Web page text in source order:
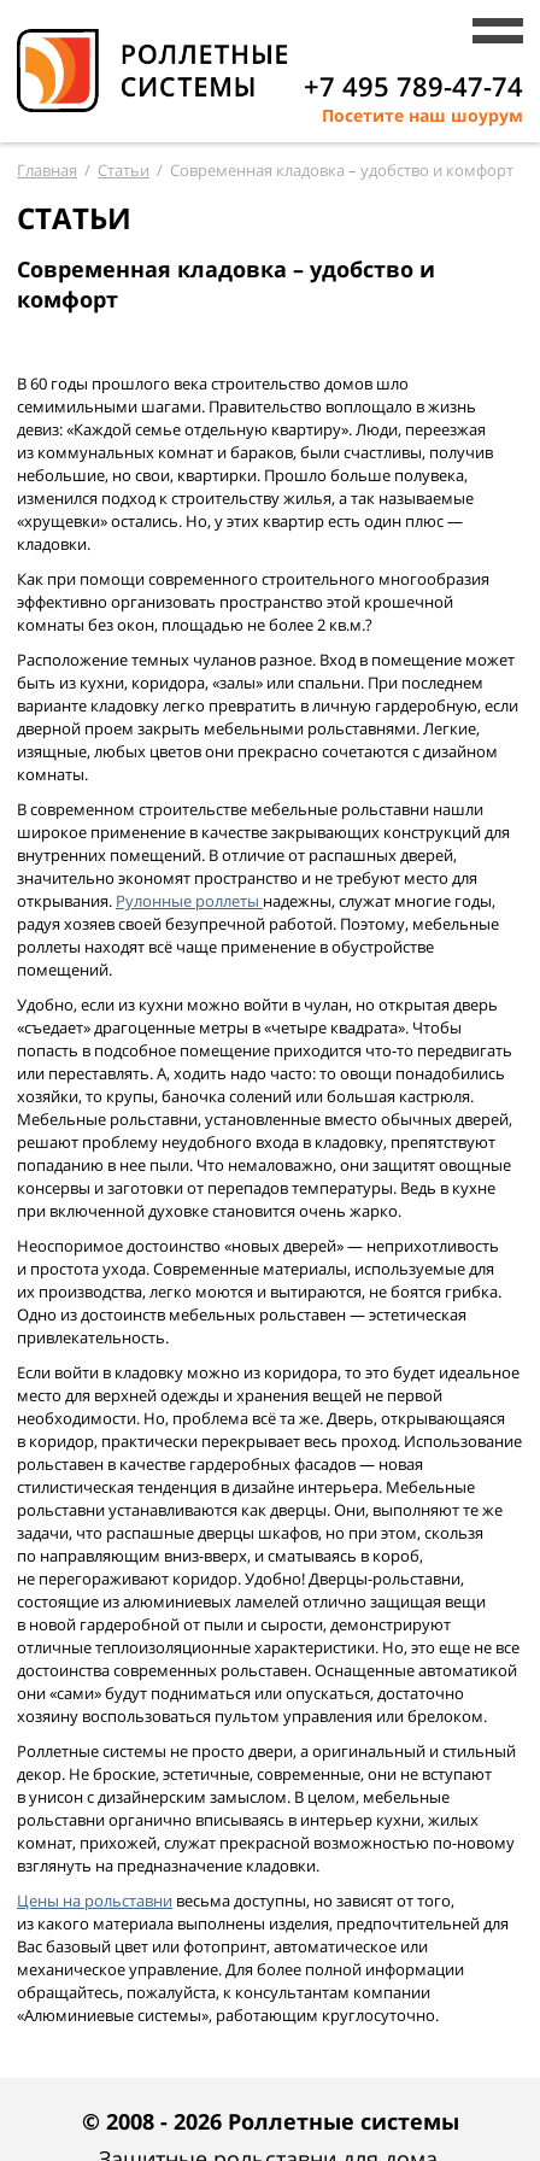
+7 495 789-47-74
Посетите наш шоурум
Главная / Статьи / Современная кладовка – удобство и комфорт
СТАТЬИ
Современная кладовка – удобство и
комфорт
В 60 годы прошлого века строительство домов шло
семимильными шагами. Правительство воплощало в жизнь
девиз: «Каждой семье отдельную квартиру». Люди, переезжая
из коммунальных комнат и бараков, были счастливы, получив
небольшие, но свои, квартирки. Прошло больше полувека,
изменился подход к строительству жилья, а так называемые
«хрущевки» остались. Но, у этих квартир есть один плюс —
кладовки.
Как при помощи современного строительного многообразия
эффективно организовать пространство этой крошечной
комнаты без окон, площадью не более 2 кв.м.?
Расположение темных чуланов разное. Вход в помещение может
быть из кухни, коридора, «залы» или спальни. При последнем
варианте кладовку легко превратить в личную гардеробную, если
дверной проем закрыть мебельными рольставнями. Легкие,
изящные, любых цветов они прекрасно сочетаются с дизайном
комнаты.
В современном строительстве мебельные рольставни нашли
широкое применение в качестве закрывающих конструкций для
внутренних помещений. В отличие от распашных дверей,
значительно экономят пространство и не требуют место для
открывания. Рулонные роллеты надежны, служат многие годы,
радуя хозяев своей безупречной работой. Поэтому, мебельные
роллеты находят всё чаще применение в обустройстве
помещений.
Удобно, если из кухни можно войти в чулан, но открытая дверь
«съедает» драгоценные метры в «четыре квадрата». Чтобы
попасть в подсобное помещение приходится что-то передвигать
или переставлять. А, ходить надо часто: то овощи понадобились
хозяйки, то крупы, баночка солений или большая кастрюля.
Мебельные рольставни, установленные вместо обычных дверей,
решают проблему неудобного входа в кладовку, препятствуют
попаданию в нее пыли. Что немаловажно, они защитят овощные
консервы и заготовки от перепадов температуры. Ведь в кухне
при включенной духовке становится очень жарко.
Неоспоримое достоинство «новых дверей» — неприхотливость
и простота ухода. Современные материалы, используемые для
их производства, легко моются и вытираются, не боятся грибка.
Одно из достоинств мебельных рольставен — эстетическая
привлекательность.
Если войти в кладовку можно из коридора, то это будет идеальное
место для верхней одежды и хранения вещей не первой
необходимости. Но, проблема всё та же. Дверь, открывающаяся
в коридор, практически перекрывает весь проход. Использование
рольставен в качестве гардеробных фасадов — новая
стилистическая тенденция в дизайне интерьера. Мебельные
рольставни устанавливаются как дверцы. Они, выполняют те же
задачи, что распашные дверцы шкафов, но при этом, скользя
по направляющим вниз-вверх, и сматываясь в короб,
не перегораживают коридор. Удобно! Дверцы-рольставни,
состоящие из алюминиевых ламелей отлично защищая вещи
в новой гардеробной от пыли и сырости, демонстрируют
отличные теплоизоляционные характеристики. Но, это еще не все
достоинства современных рольставен. Оснащенные автоматикой
они «сами» будут подниматься или опускаться, достаточно
хозяину воспользоваться пультом управления или брелоком.
Роллетные системы не просто двери, а оригинальный и стильный
декор. Не броские, эстетичные, современные, они не вступают
в унисон с дизайнерским замыслом. В целом, мебельные
рольставни органично вписываясь в интерьер кухни, жилых
комнат, прихожей, служат прекрасной возможностью по-новому
взглянуть на предназначение кладовки.
Цены на рольставни весьма доступны, но зависят от того,
из какого материала выполнены изделия, предпочтительней для
Вас базовый цвет или фотопринт, автоматическое или
механическое управление. Для более полной информации
обращайтесь, пожалуйста, к консультантам компании
«Алюминиевые системы», работающим круглосуточно.
© 2008 - 2026 Роллетные системы